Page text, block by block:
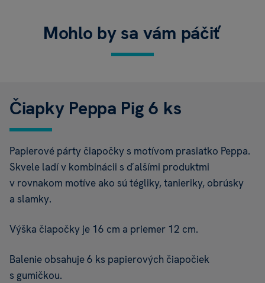
Mohlo by sa vám páčiť
Čiapky Peppa Pig 6 ks
Papierové párty čiapočky s motívom prasiatko Peppa.
Skvele ladí v kombinácii s ďalšími produktmi
v rovnakom motíve ako sú tégliky, tanieriky, obrúsky
a slamky.
Výška čiapočky je 16 cm a priemer 12 cm.
Balenie obsahuje 6 ks papierových čiapočiek
s gumičkou.